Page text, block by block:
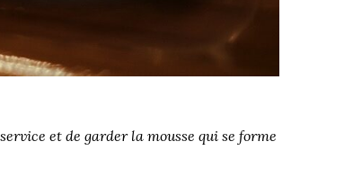
et de garder la mousse qui se forme